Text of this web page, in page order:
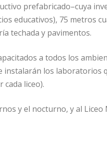
prefabricado–cuya
educativos), 75 metros
techada y pavimentos.
a todos los
instalarán los laboratorios
liceo).
y el nocturno, y al Liceo